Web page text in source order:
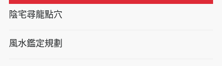
陰宅尋龍點穴
風水鑑定規劃